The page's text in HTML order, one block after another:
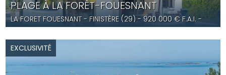
PLAGE À LA FORÊT-FOUESNANT
LA FORET FOUESNANT- FINISTÈRE (29) - 920 000 € F.A.I. -
ST5646
EXCLUSIVITÉ